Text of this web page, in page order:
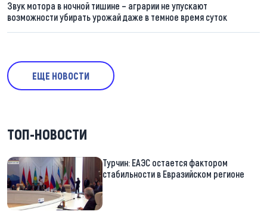
Звук мотора в ночной тишине – аграрии не упускают
возможности убирать урожай даже в темное время суток
ЕЩЕ НОВОСТИ
ТОП-НОВОСТИ
Турчин: ЕАЭС остается фактором
стабильности в Евразийском регионе